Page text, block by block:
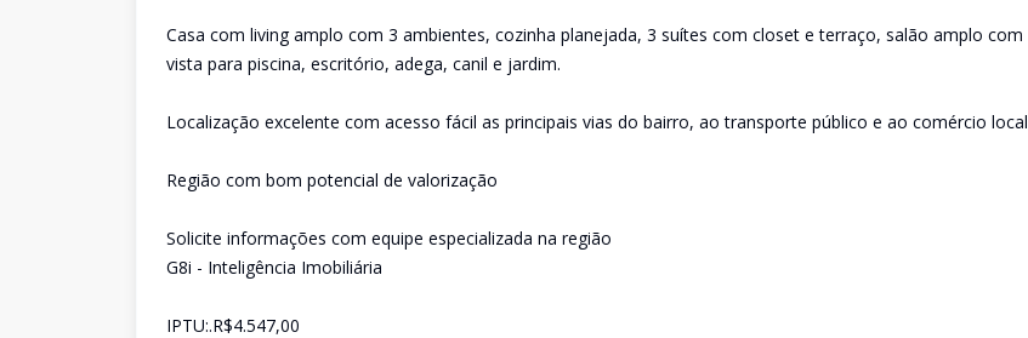
Casa com living amplo com 3 ambientes, cozinha planejada, 3 suítes com closet e terraço, salão amplo com
vista para piscina, escritório, adega, canil e jardim.
Localização excelente com acesso fácil as principais vias do bairro, ao transporte público e ao comércio local
Região com bom potencial de valorização
Solicite informações com equipe especializada na região
G8i - Inteligência Imobiliária
IPTU:.R$4.547,00